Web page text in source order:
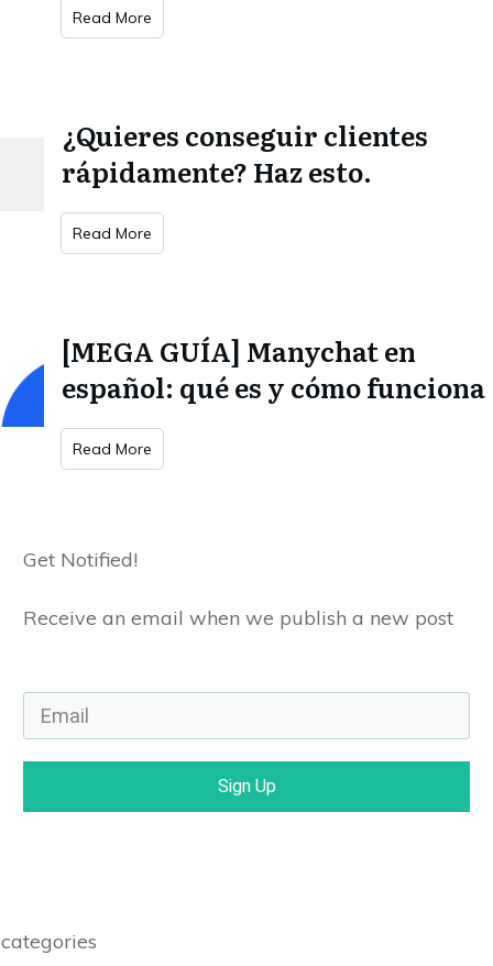
Read More
¿Quieres conseguir clientes
rápidamente? Haz esto.
Read More
[MEGA GUÍA] Manychat en
español: qué es y cómo funciona
Read More
Get Notified!
Receive an email when we publish a new post
Sign Up
categories